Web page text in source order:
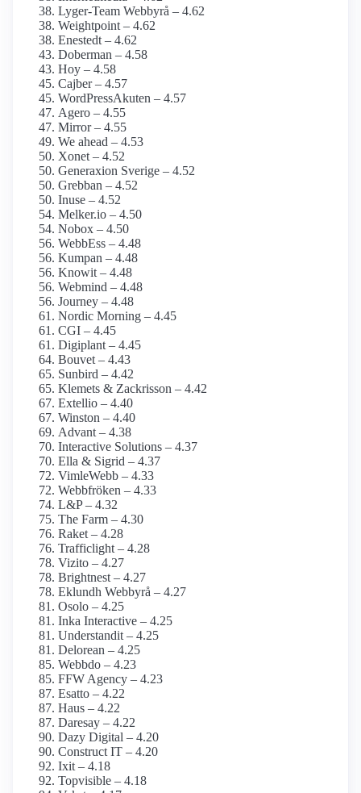
Lyger-Team Webbyrå – 4.62
Weightpoint – 4.62
Enestedt – 4.62
Doberman – 4.58
Hoy – 4.58
Cajber – 4.57
WordPressAkuten – 4.57
Agero – 4.55
Mirror – 4.55
We ahead – 4.53
Xonet – 4.52
Generaxion Sverige – 4.52
Grebban – 4.52
Inuse – 4.52
Melker.io – 4.50
Nobox – 4.50
WebbEss – 4.48
Kumpan – 4.48
Knowit – 4.48
Webmind – 4.48
Journey – 4.48
Nordic Morning – 4.45
CGI – 4.45
Digiplant – 4.45
Bouvet – 4.43
Sunbird – 4.42
Klemets & Zackrisson – 4.42
Extellio – 4.40
Winston – 4.40
Advant – 4.38
Interactive Solutions – 4.37
Ella & Sigrid – 4.37
VimleWebb – 4.33
Webbfröken – 4.33
L&P – 4.32
The Farm – 4.30
Raket – 4.28
Trafficlight – 4.28
Vizito – 4.27
Brightnest – 4.27
Eklundh Webbyrå – 4.27
Osolo – 4.25
Inka Interactive – 4.25
Understandit – 4.25
Delorean – 4.25
Webbdo – 4.23
FFW Agency – 4.23
Esatto – 4.22
Haus – 4.22
Daresay – 4.22
Dazy Digital – 4.20
Construct IT – 4.20
Ixit – 4.18
Topvisible – 4.18